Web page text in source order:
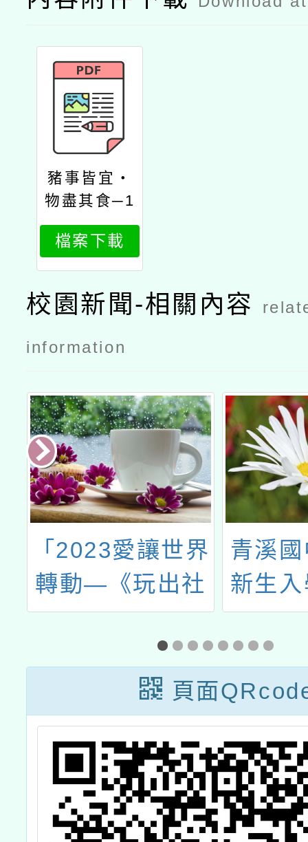
豬事皆宜‧
物盡其食─1
13峨眉客庄
豬料理廚房
教室
檔案下載
校園新聞-相關內容
information
世界
出社
議題
青溪國中體育班
新生入學甄選簡
章
頁面